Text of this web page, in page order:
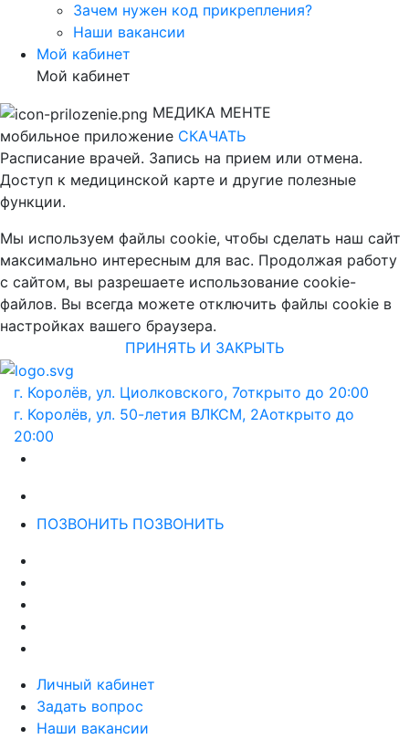
Зачем нужен код прикрепления?
Наши вакансии
Мой кабинет
Мой кабинет
МЕДИКА МЕНТЕ
мобильное приложение СКАЧАТЬ
Расписание врачей. Запись на прием или отмена.
Доступ к медицинской карте и другие полезные
функции.
Мы используем файлы cookie, чтобы сделать наш сайт
максимально интересным для вас. Продолжая работу
с сайтом, вы разрешаете использование cookie-
файлов. Вы всегда можете отключить файлы cookie в
настройках вашего браузера.
ПРИНЯТЬ И ЗАКРЫТЬ
г. Королёв, ул. Циолковского, 7открыто до 20:00
г. Королёв, ул. 50-летия ВЛКСМ, 2Аоткрыто до
20:00
ПОЗВОНИТЬ ПОЗВОНИТЬ
Личный кабинет
Задать вопрос
Наши вакансии